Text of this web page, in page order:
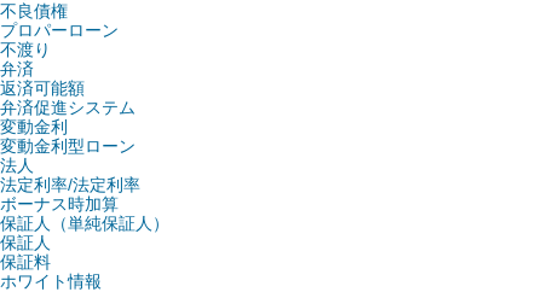
不良債権
プロパーローン
不渡り
弁済
返済可能額
弁済促進システム
変動金利
変動金利型ローン
法人
法定利率/法定利率
ボーナス時加算
保証人（単純保証人）
保証人
保証料
ホワイト情報